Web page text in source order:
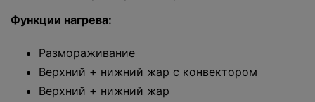
Функции нагрева:
Размораживание
Верхний + нижний жар с конвектором
Верхний + нижний жар